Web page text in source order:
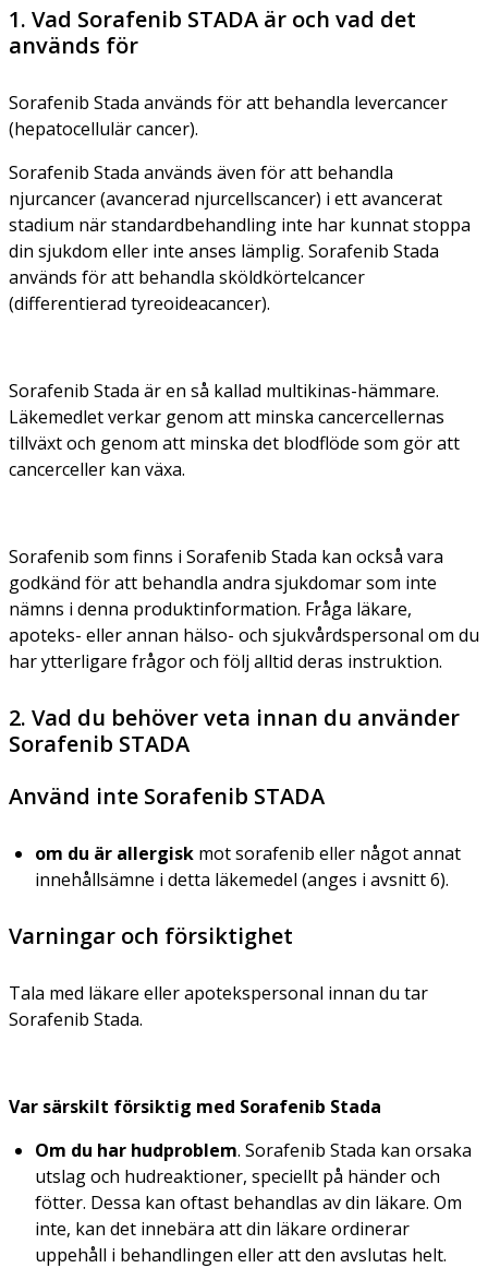
1. Vad Sorafenib STADA är och vad det
används för
Sorafenib Stada används för att behandla levercancer
(hepatocellulär cancer).
Sorafenib Stada används även för att behandla
njurcancer (avancerad njurcellscancer) i ett avancerat
stadium när standardbehandling inte har kunnat stoppa
din sjukdom eller inte anses lämplig. Sorafenib Stada
används för att behandla sköldkörtelcancer
(differentierad tyreoideacancer).
Sorafenib Stada är en så kallad multikinas-hämmare.
Läkemedlet verkar genom att minska cancercellernas
tillväxt och genom att minska det blodflöde som gör att
cancerceller kan växa.
Sorafenib som finns i Sorafenib Stada kan också vara
godkänd för att behandla andra sjukdomar som inte
nämns i denna produktinformation. Fråga läkare,
apoteks- eller annan hälso- och sjukvårdspersonal om du
har ytterligare frågor och följ alltid deras instruktion.
2. Vad du behöver veta innan du använder
Sorafenib STADA
Använd inte Sorafenib STADA
om du är allergisk mot sorafenib eller något annat
innehållsämne i detta läkemedel (anges i avsnitt 6).
Varningar och försiktighet
Tala med läkare eller apotekspersonal innan du tar
Sorafenib Stada.
Var särskilt försiktig med Sorafenib Stada
Om du har hudproblem. Sorafenib Stada kan orsaka
utslag och hudreaktioner, speciellt på händer och
fötter. Dessa kan oftast behandlas av din läkare. Om
inte, kan det innebära att din läkare ordinerar
uppehåll i behandlingen eller att den avslutas helt.